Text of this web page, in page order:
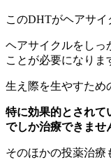
このDHTがヘアサイ
ヘアサイクルをしっ
ことが必要になりま
生え際を生やすため
特に効果的とされて
でしか治療できませ
そのほかの投薬治療